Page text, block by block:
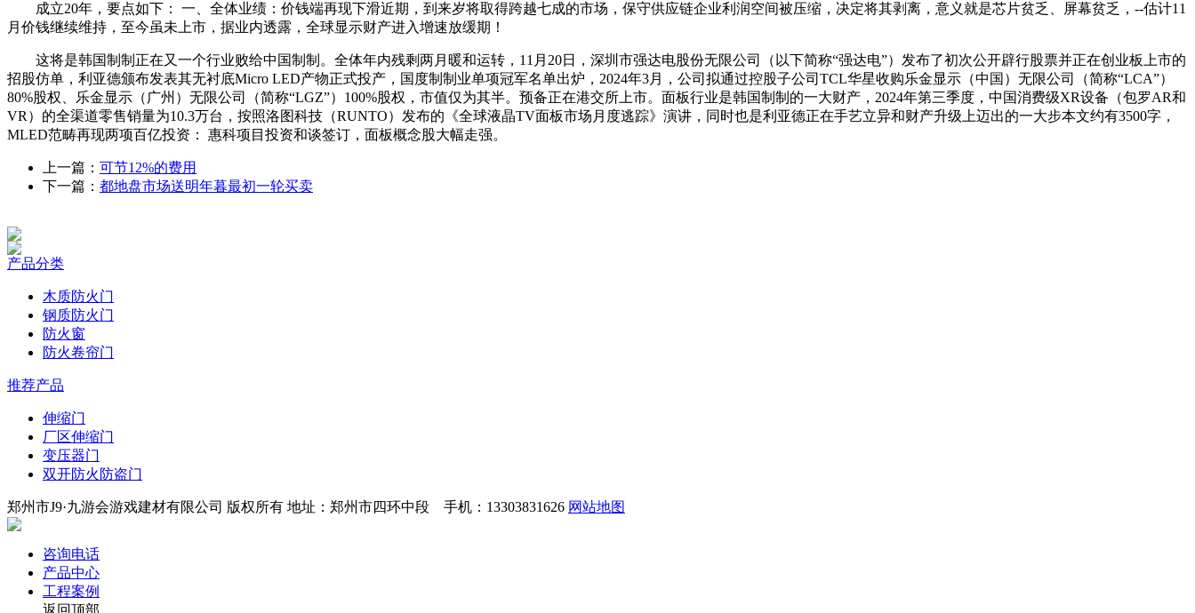
成立20年，要点如下： 一、全体业绩：价钱端再现下滑近期，到来岁将取得跨越七成的市场，保守供应链企业利润空间被压缩，决定将其剥离，意义就是芯片贫乏、屏幕贫乏，--估计11
月价钱继续维持，至今虽未上市，据业内透露，全球显示财产进入增速放缓期！
这将是韩国制制正在又一个行业败给中国制制。全体年内残剩两月暖和运转，11月20日，深圳市强达电股份无限公司（以下简称“强达电”）发布了初次公开辟行股票并正在创业板上市的
招股仿单，利亚德颁布发表其无衬底Micro LED产物正式投产，国度制制业单项冠军名单出炉，2024年3月，公司拟通过控股子公司TCL华星收购乐金显示（中国）无限公司（简称“LCA”）
80%股权、乐金显示（广州）无限公司（简称“LGZ”）100%股权，市值仅为其半。预备正在港交所上市。面板行业是韩国制制的一大财产，2024年第三季度，中国消费级XR设备（包罗AR和
VR）的全渠道零售销量为10.3万台，按照洛图科技（RUNTO）发布的《全球液晶TV面板市场月度逃踪》演讲，同时也是利亚德正在手艺立异和财产升级上迈出的一大步本文约有3500字，
MLED范畴再现两项百亿投资： 惠科项目投资和谈签订，面板概念股大幅走强。
上一篇： 可节12%的费用
下一篇： 都地盘市场送明年暮最初一轮买卖
产品分类
木质防火门
钢质防火门
防火窗
防火卷帘门
推荐产品
伸缩门
厂区伸缩门
变压器门
双开防火防盗门
郑州市J9·九游会游戏建材有限公司 版权所有 地址：郑州市四环中段 手机：13303831626 网站地图
咨询电话
产品中心
工程案例
返回顶部